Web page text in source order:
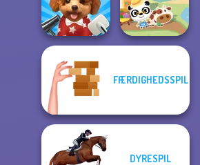
Craft Drill Dr. Panda Airport
Pet Salon 2
FÆRDIGHEDSSPIL
DYRESPIL